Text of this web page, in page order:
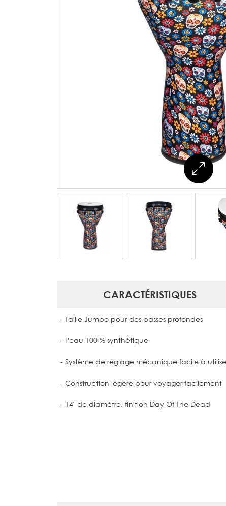
CARACTÉRISTIQUES
- Taille Jumbo pour des basses profondes
- Peau 100 % synthétique
- Système de réglage mécanique facile à
- Construction légère pour voyager facilement
- 14" de diamètre, finition Day Of The Dead